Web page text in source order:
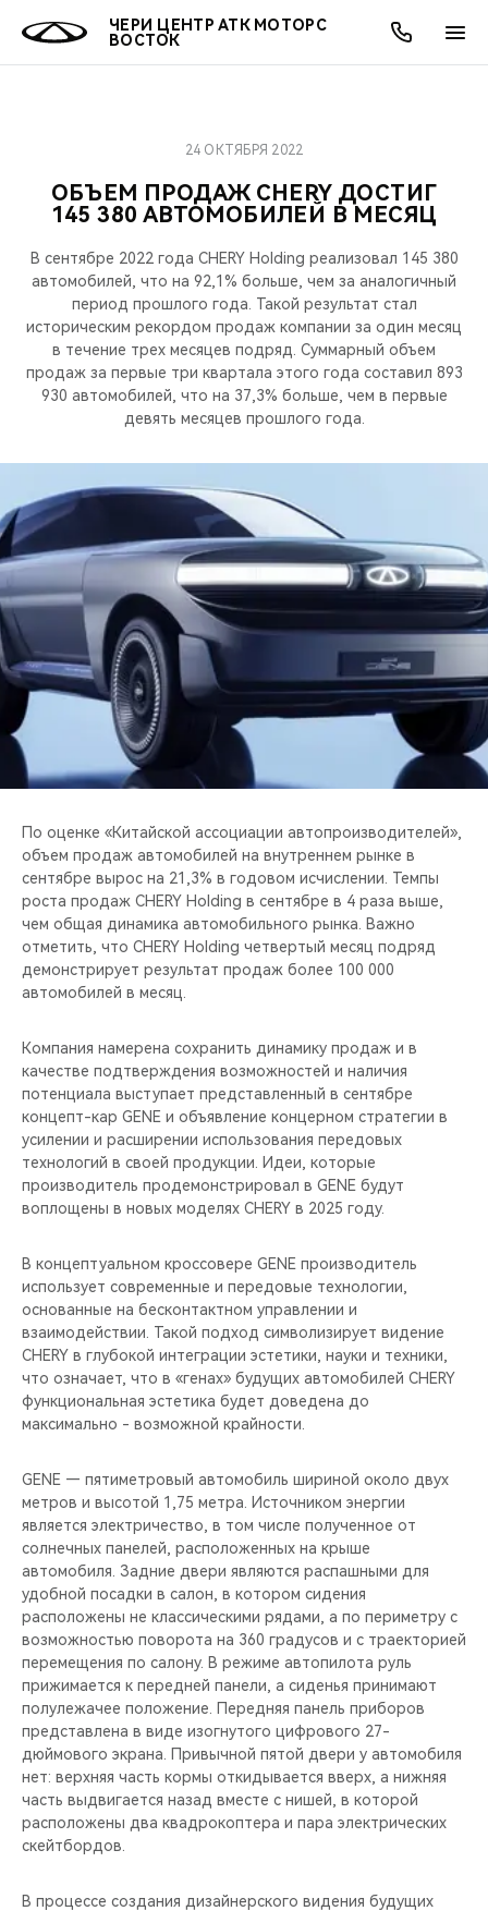
ЧЕРИ ЦЕНТР АТК МОТОРС
ВОСТОК
МОДЕЛИ
ВСЕ МОДЕЛИ
КРОССОВЕРЫ
СЕДАНЫ
ПОКУПАТЕЛЯМ
ВЫБОР И ПОКУПКА
КРЕДИТ И СТРАХОВАНИЕ
ВЛАДЕЛЬЦАМ
СЕРВИС
ЗАПЧАСТИ И АКСЕССУАРЫ
ПОДДЕРЖКА
CHERY CONNECT
МИР CHERY
АКСЕССУАРЫ
О БРЕНДЕ
CHERY В СОЦСЕТЯХ
ЛЮДИ CHERY
CHERY REMOTE
CHERY И СПОРТ
НАШИ МЕРОПРИЯТИЯ
ВИДЕООБЗОРЫ
CHERY ДЛЯ ДЕТЕЙ
АКЦИИ
ВЫГОДЫ И АКЦИИ
ОНЛАЙН СЕРВИСЫ
ВЫБОР И ПОКУПКА
КРЕДИТ
О КОМПАНИИ
О НАС
МЫ В СОЦСЕТЯХ
ОБЪЕМ ПРОДАЖ CHERY ДОСТИГ
145 380 АВТОМОБИЛЕЙ В МЕСЯЦ
24 ОКТЯБРЯ 2022
В сентябре 2022 года CHERY Holding реализовал 145 380
автомобилей, что на 92,1% больше, чем за аналогичный
период прошлого года. Такой результат стал
историческим рекордом продаж компании за один месяц
в течение трех месяцев подряд. Суммарный объем
продаж за первые три квартала этого года составил 893
930 автомобилей, что на 37,3% больше, чем в первые
девять месяцев прошлого года.
По оценке «Китайской ассоциации автопроизводителей»,
объем продаж автомобилей на внутреннем рынке в
сентябре вырос на 21,3% в годовом исчислении. Темпы
роста продаж CHERY Holding в сентябре в 4 раза выше,
чем общая динамика автомобильного рынка. Важно
отметить, что CHERY Holding четвертый месяц подряд
демонстрирует результат продаж более 100 000
автомобилей в месяц.
Компания намерена сохранить динамику продаж и в
качестве подтверждения возможностей и наличия
потенциала выступает представленный в сентябре
концепт-кар GENE и объявление концерном стратегии в
усилении и расширении использования передовых
технологий в своей продукции. Идеи, которые
производитель продемонстрировал в GENE будут
воплощены в новых моделях CHERY в 2025 году.
В концептуальном кроссовере GENE производитель
использует современные и передовые технологии,
основанные на бесконтактном управлении и
взаимодействии. Такой подход символизирует видение
CHERY в глубокой интеграции эстетики, науки и техники,
что означает, что в «генах» будущих автомобилей CHERY
функциональная эстетика будет доведена до
максимально - возможной крайности.
GENE — пятиметровый автомобиль шириной около двух
метров и высотой 1,75 метра. Источником энергии
является электричество, в том числе полученное от
солнечных панелей, расположенных на крыше
автомобиля. Задние двери являются распашными для
удобной посадки в салон, в котором сидения
расположены не классическими рядами, а по периметру с
возможностью поворота на 360 градусов и с траекторией
перемещения по салону. В режиме автопилота руль
прижимается к передней панели, а сиденья принимают
полулежачее положение. Передняя панель приборов
представлена в виде изогнутого цифрового 27-
дюймового экрана. Привычной пятой двери у автомобиля
нет: верхняя часть кормы откидывается вверх, а нижняя
часть выдвигается назад вместе с нишей, в которой
расположены два квадрокоптера и пара электрических
скейтбордов.
В процессе создания дизайнерского видения будущих